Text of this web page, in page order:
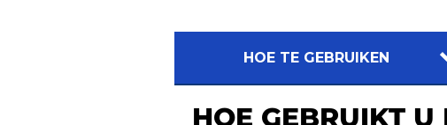
HOE TE GEBRUIKEN
HOE GEBRUIKT U